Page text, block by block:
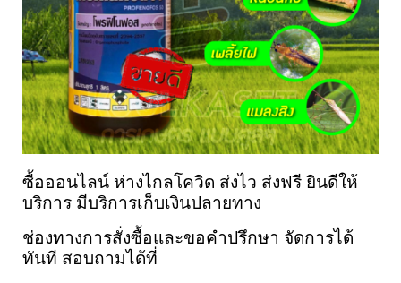
ซื้อออนไลน์ ห่างไกลโควิด ส่งไว ส่งฟรี ยินดีให้
บริการ มีบริการเก็บเงินปลายทาง
ช่องทางการสั่งซื้อและขอคำปรึกษา จัดการได้
ทันที สอบถามได้ที่